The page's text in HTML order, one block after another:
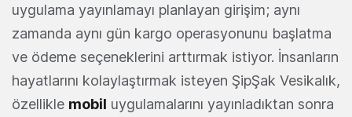
uygulama yayınlamayı planlayan girişim; aynı
zamanda aynı gün kargo operasyonunu başlatma
ve ödeme seçeneklerini arttırmak istiyor. İnsanların
hayatlarını kolaylaştırmak isteyen ŞipŞak Vesikalık,
özellikle mobil uygulamalarını yayınladıktan sonra